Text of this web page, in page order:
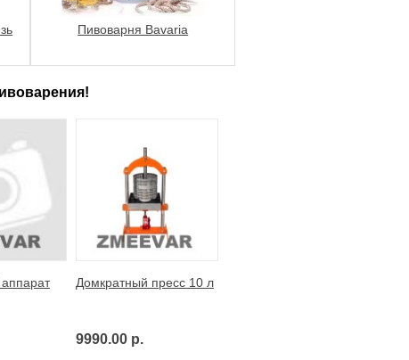
Пивоварня Bavaria
Домкратный пресс 10 л
9990.00 р.